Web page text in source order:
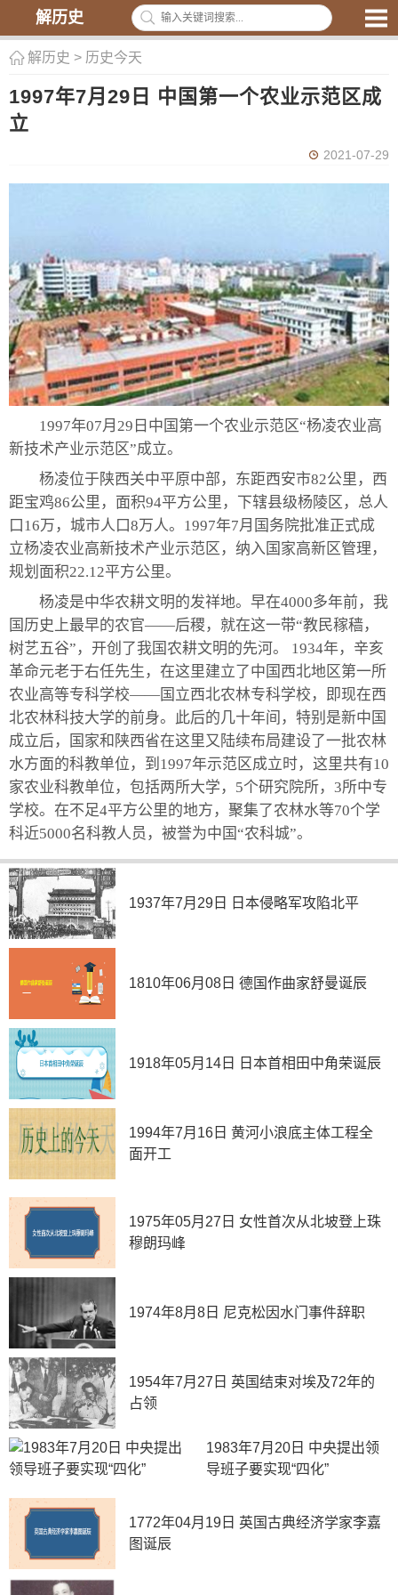
解历史
解历史 > 历史今天
1997年7月29日 中国第一个农业示范区成
立
2021-07-29
1997年07月29日中国第一个农业示范区“杨凌农业高
新技术产业示范区”成立。
杨凌位于陕西关中平原中部，东距西安市82公里，西
距宝鸡86公里，面积94平方公里，下辖县级杨陵区，总人
口16万，城市人口8万人。1997年7月国务院批准正式成
立杨凌农业高新技术产业示范区，纳入国家高新区管理，
规划面积22.12平方公里。
杨凌是中华农耕文明的发祥地。早在4000多年前，我
国历史上最早的农官——后稷，就在这一带“教民稼穑，
树艺五谷”，开创了我国农耕文明的先河。 1934年，辛亥
革命元老于右任先生，在这里建立了中国西北地区第一所
农业高等专科学校——国立西北农林专科学校，即现在西
北农林科技大学的前身。此后的几十年间，特别是新中国
成立后，国家和陕西省在这里又陆续布局建设了一批农林
水方面的科教单位，到1997年示范区成立时，这里共有10
家农业科教单位，包括两所大学，5个研究院所，3所中专
学校。在不足4平方公里的地方，聚集了农林水等70个学
科近5000名科教人员，被誉为中国“农科城”。
1937年7月29日 日本侵略军攻陷北平
1810年06月08日 德国作曲家舒曼诞辰
1918年05月14日 日本首相田中角荣诞辰
1994年7月16日 黄河小浪底主体工程全
面开工
1975年05月27日 女性首次从北坡登上珠
穆朗玛峰
1974年8月8日 尼克松因水门事件辞职
1954年7月27日 英国结束对埃及72年的
占领
1983年7月20日 中央提出领
导班子要实现“四化”
1772年04月19日 英国古典经济学家李嘉
图诞辰